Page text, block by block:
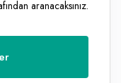
aranacaksınız.